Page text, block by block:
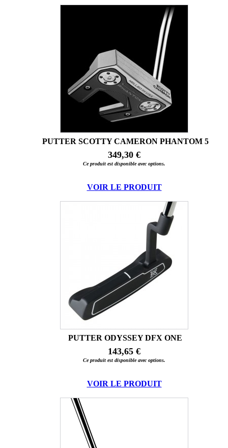
PUTTER SCOTTY CAMERON PHANTOM 5
349,30 €
Ce produit est disponible avec options.
VOIR LE PRODUIT
PUTTER ODYSSEY DFX ONE
143,65 €
Ce produit est disponible avec options.
VOIR LE PRODUIT